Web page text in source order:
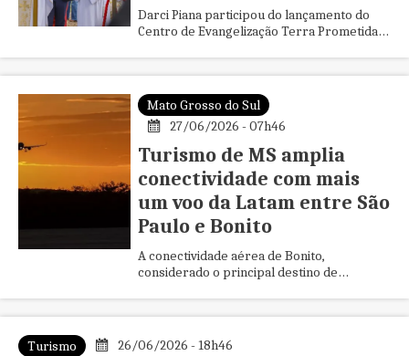
Darci Piana participou do lançamento do
Centro de Evangelização Terra Prometida,
Mato Grosso do Sul
27/06/2026 - 07h46
Turismo de MS amplia
conectividade com mais
um voo da Latam entre São
Paulo e Bonito
A conectividade aérea de Bonito,
considerado o principal destino de
Turismo 26/06/2026 - 18h46